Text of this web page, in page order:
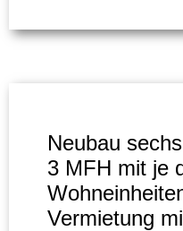
Neubau
3 MFH mit je
Vermietung